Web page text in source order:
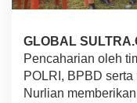
s
r
a
k
a
GLOBAL
Pencaharian oleh
POLRI, BPBD
Nurlian